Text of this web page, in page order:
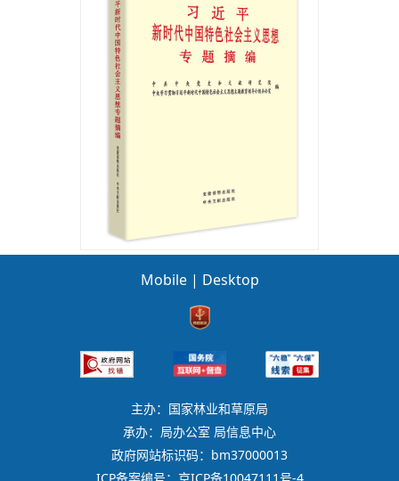
Mobile | Desktop
主办：国家林业和草原局
承办：局办公室 局信息中心
政府网站标识码：bm37000013